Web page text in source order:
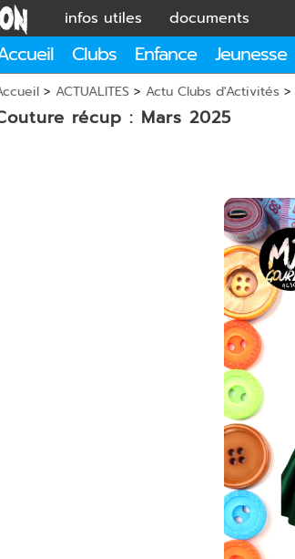
infos utiles documents
Clubs Enfance Jeunesse
> ACTUALITES > Actu Clubs d'Activités >
récup : Mars 2025